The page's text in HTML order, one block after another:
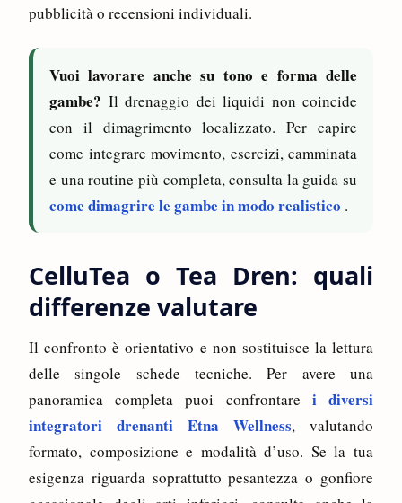
pubblicità o recensioni individuali.
Vuoi lavorare anche su tono e forma delle
gambe? Il drenaggio dei liquidi non coincide
con il dimagrimento localizzato. Per capire
come integrare movimento, esercizi, camminata
e una routine più completa, consulta la guida su
come dimagrire le gambe in modo realistico .
CelluTea o Tea Dren: quali
differenze valutare
Il confronto è orientativo e non sostituisce la lettura
delle singole schede tecniche. Per avere una
panoramica completa puoi confrontare i diversi
integratori drenanti Etna Wellness, valutando
formato, composizione e modalità d’uso. Se la tua
esigenza riguarda soprattutto pesantezza o gonfiore